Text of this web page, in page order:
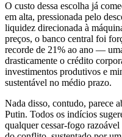
O custo dessa escolha já
em alta, pressionada pelo
liquidez direcionada à
preços, o banco central foi
recorde de 21% ao ano —
drasticamente o crédito
investimentos produtivos e
sustentável no médio prazo.
Nada disso, contudo, parece
Putin. Todos os indícios
qualquer cessar-fogo